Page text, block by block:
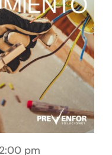
2:00 pm